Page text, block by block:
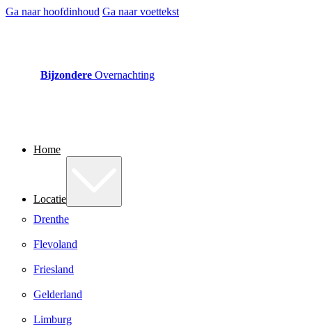
Ga naar hoofdinhoud Ga naar voettekst
Bijzondere Overnachting
Home
Locatie
Drenthe
Flevoland
Friesland
Gelderland
Limburg